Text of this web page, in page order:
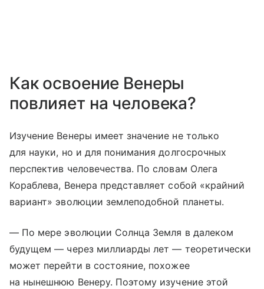
Как освоение Венеры
повлияет на человека?
Изучение Венеры имеет значение не только
для науки, но и для понимания долгосрочных
перспектив человечества. По словам Олега
Кораблева, Венера представляет собой «крайний
вариант» эволюции землеподобной планеты.
— По мере эволюции Солнца Земля в далеком
будущем — через миллиарды лет — теоретически
может перейти в состояние, похожее
на нынешнюю Венеру. Поэтому изучение этой